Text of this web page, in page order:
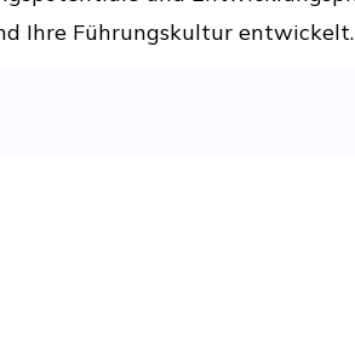
Ihre Führungskultur entwickelt.